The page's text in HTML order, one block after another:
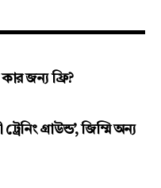
জন্য ফ্রি?
গ্রাউন্ড’, জিম্মি অন্য